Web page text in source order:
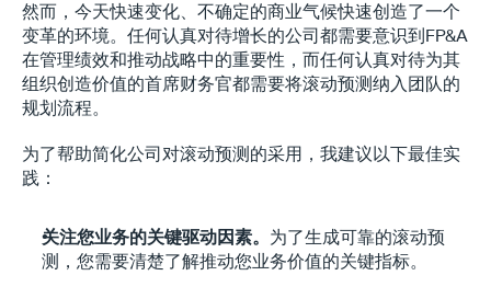
然而，今天快速变化、不确定的商业气候快速创造了一个
变革的环境。任何认真对待增长的公司都需要意识到FP&A
在管理绩效和推动战略中的重要性，而任何认真对待为其
组织创造价值的首席财务官都需要将滚动预测纳入团队的
规划流程。
为了帮助简化公司对滚动预测的采用，我建议以下最佳实
践：
关注您业务的关键驱动因素。 为了生成可靠的滚动预
测，您需要清楚了解推动您业务价值的关键指标。